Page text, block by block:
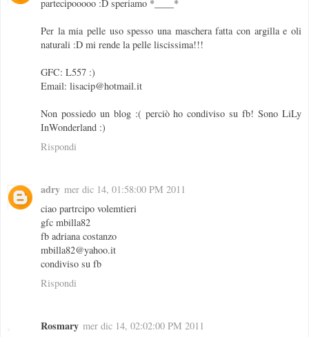
partecipooooo :D speriamo *____*
Per la mia pelle uso spesso una maschera fatta con argilla e oli
naturali :D mi rende la pelle liscissima!!!
GFC: L557 :)
Email: lisacip@hotmail.it
Non possiedo un blog :( perciò ho condiviso su fb! Sono LiLy
InWonderland :)
Rispondi
adry mer dic 14, 01:58:00 PM 2011
ciao partrcipo volemtieri
gfc mbilla82
fb adriana costanzo
mbilla82@yahoo.it
condiviso su fb
Rispondi
Rosmary mer dic 14, 02:02:00 PM 2011